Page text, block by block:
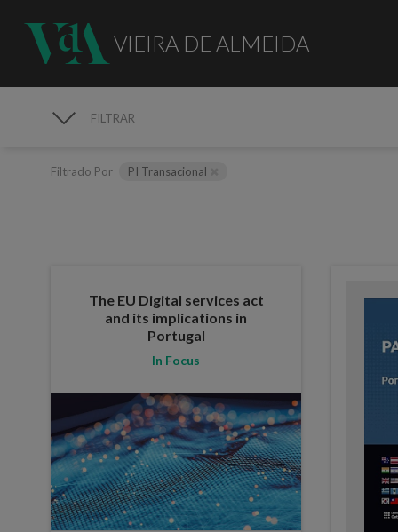
VIEIRA DE ALMEIDA
FILTRAR
Filtrado Por PI Transacional
The EU Digital services act
and its implications in
Portugal
In Focus